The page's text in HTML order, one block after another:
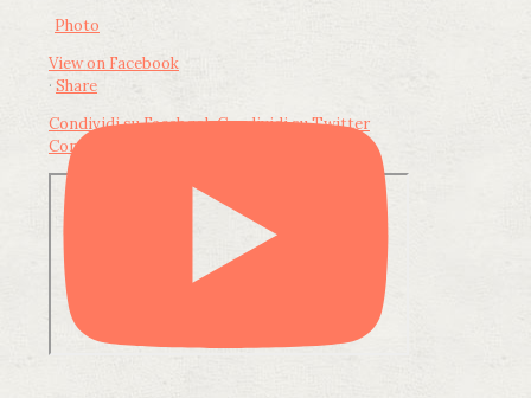
Photo
View on Facebook
· Share
Condividi su FacebookCondividi su Twitter
Condividi su LinkedIn